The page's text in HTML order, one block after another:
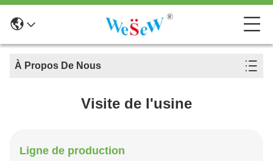
À Propos De Nous
Visite de l'usine
Ligne de production